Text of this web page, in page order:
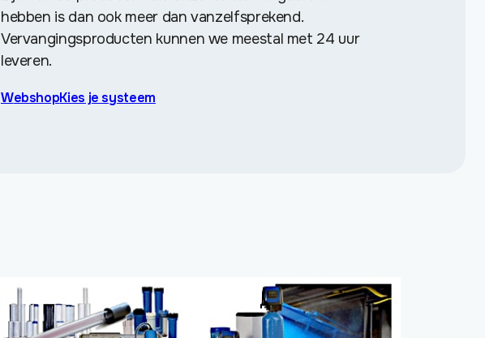
hebben is dan ook meer dan vanzelfsprekend.
Vervangingsproducten kunnen we meestal met 24 uur
leveren.
Webshop Kies je systeem